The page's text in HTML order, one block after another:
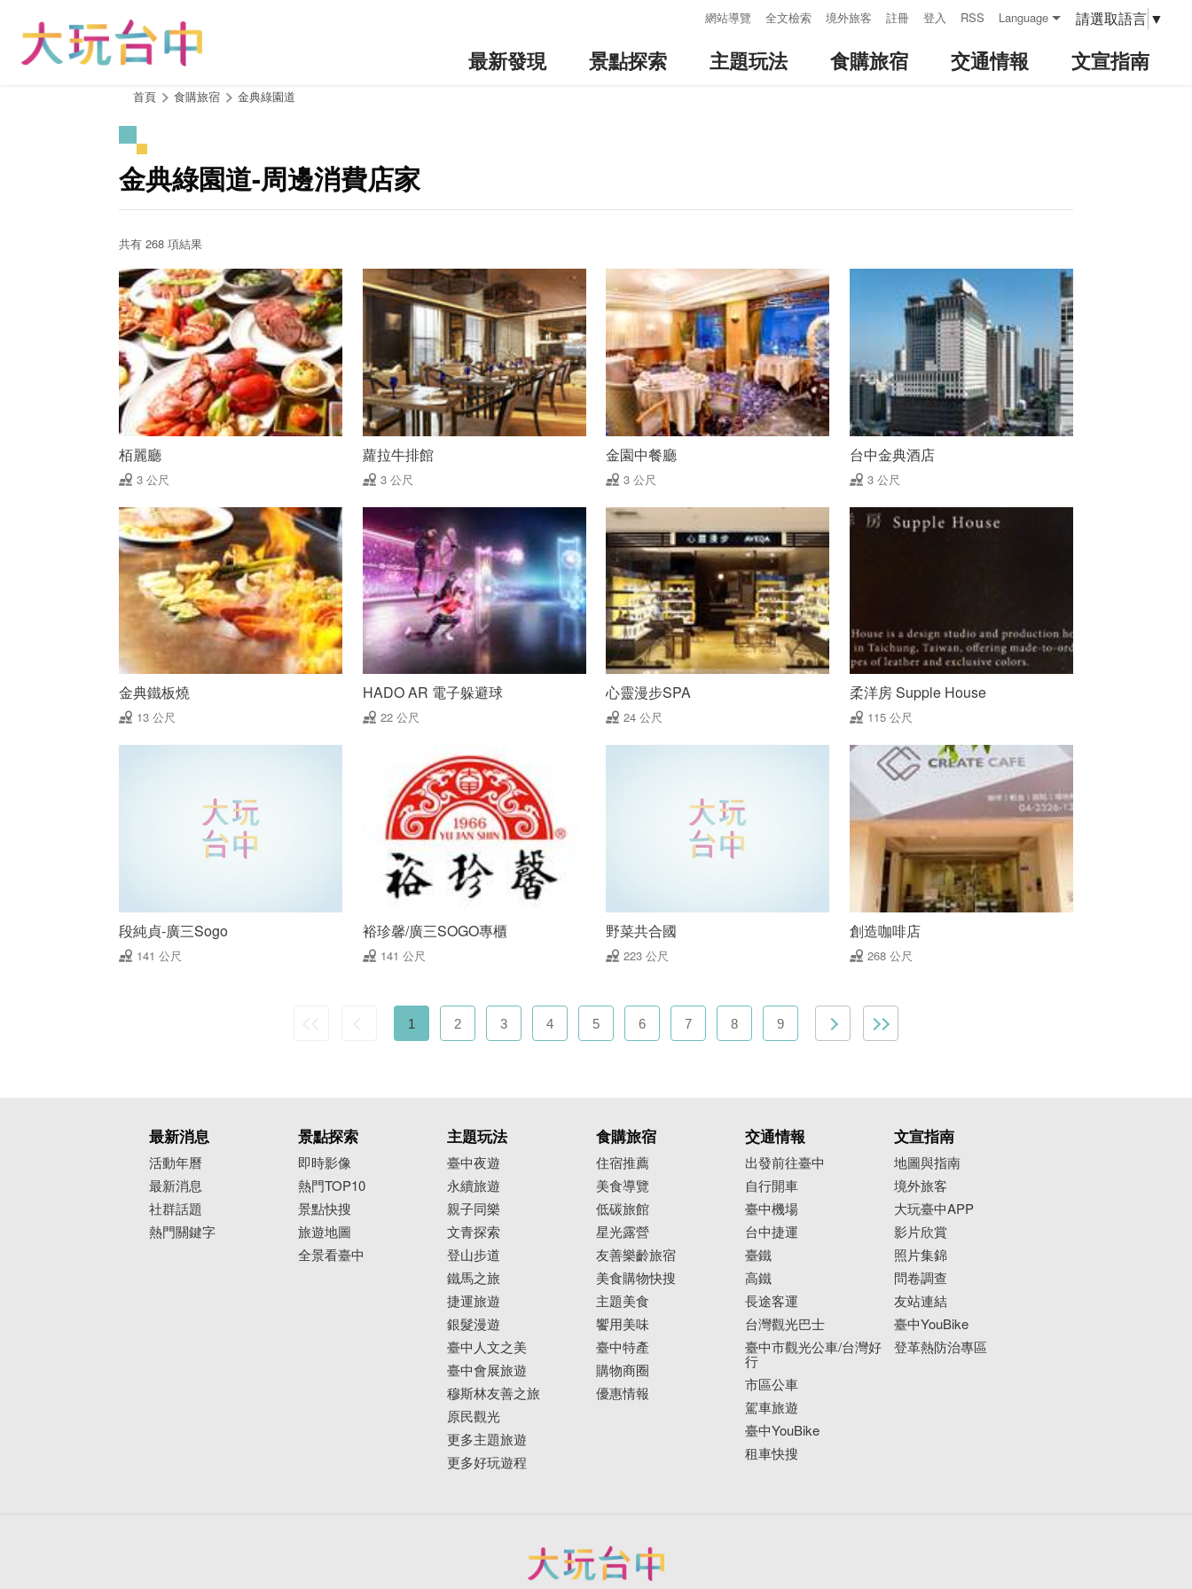
網站導覽 全文檢索 境外旅客 註冊 登入 RSS Language 請選取語言 ▼
最新發現 景點探索 主題玩法 食購旅宿 交通情報 文宣指南
首頁 食購旅宿 金典綠園道
金典綠園道-周邊消費店家
共有 268 項結果
栢麗廳
3 公尺
蘿拉牛排館
3 公尺
金園中餐廳
3 公尺
台中金典酒店
3 公尺
金典鐵板燒
13 公尺
HADO AR 電子躲避球
22 公尺
心靈漫步SPA
24 公尺
柔洋房 Supple House
115 公尺
段純貞-廣三Sogo
141 公尺
裕珍馨/廣三SOGO專櫃
141 公尺
野菜共合國
223 公尺
創造咖啡店
268 公尺
1 2 3 4 5 6 7 8 9
最新消息
活動年曆
最新消息
社群話題
熱門關鍵字
景點探索
即時影像
熱門TOP10
景點快搜
旅遊地圖
全景看臺中
主題玩法
臺中夜遊
永續旅遊
親子同樂
文青探索
登山步道
鐵馬之旅
捷運旅遊
銀髮漫遊
臺中人文之美
臺中會展旅遊
穆斯林友善之旅
原民觀光
更多主題旅遊
更多好玩遊程
食購旅宿
住宿推薦
美食導覽
低碳旅館
星光露營
友善樂齡旅宿
美食購物快搜
主題美食
饗用美味
臺中特產
購物商圈
優惠情報
交通情報
出發前往臺中
自行開車
臺中機場
台中捷運
臺鐵
高鐵
長途客運
台灣觀光巴士
臺中市觀光公車/台灣好
行
市區公車
駕車旅遊
臺中YouBike
租車快搜
文宣指南
地圖與指南
境外旅客
大玩臺中APP
影片欣賞
照片集錦
問卷調查
友站連結
臺中YouBike
登革熱防治專區